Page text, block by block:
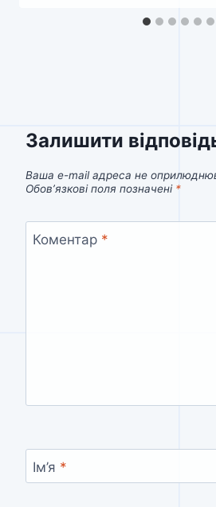
Залишити
Ваша e-mail адреса не
Обов’язкові поля позначені *
Коментар *
Ім’я *